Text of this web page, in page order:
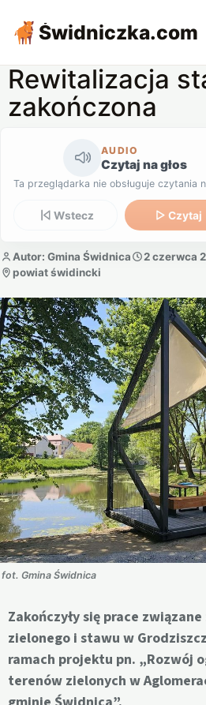
Świdniczka.com
Rewitalizacja
zakończona
AUDIO
Czytaj na głos
Ta przeglądarka nie obsługuje czytania
Wstecz Czytaj
Autor: Gmina Świdnica 2 czerwca
powiat świdincki
fot. Gmina Świdnica
Zakończyły się prace
zielonego i stawu w
ramach projektu pn. „Rozwój
terenów zielonych w